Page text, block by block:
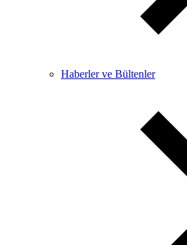
Haberler ve Bültenler